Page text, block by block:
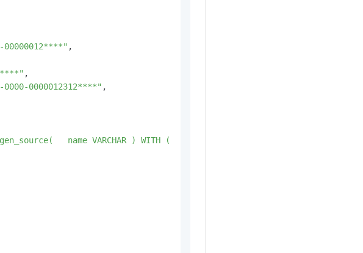
00000012****" ,
,
0000-0000012312****" ,
datagen_source(   name VARCHAR ) WITH (   'connector' = 'datagen' );